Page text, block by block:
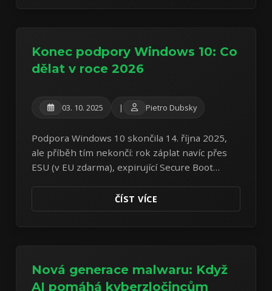
Konec podpory Windows 10: Co
dělat v roce 2026
03. 10. 2025 | Pietro Dubsky
Podpora Windows 10 skončila 14. října 2025,
ale příběh tím nekončí: rok záplat navíc přes
ESU (v EU zdarma), expirující Secure Boot
ČÍST VÍCE
Nová generace malwaru: Když
AI pomáhá kyberzločincům